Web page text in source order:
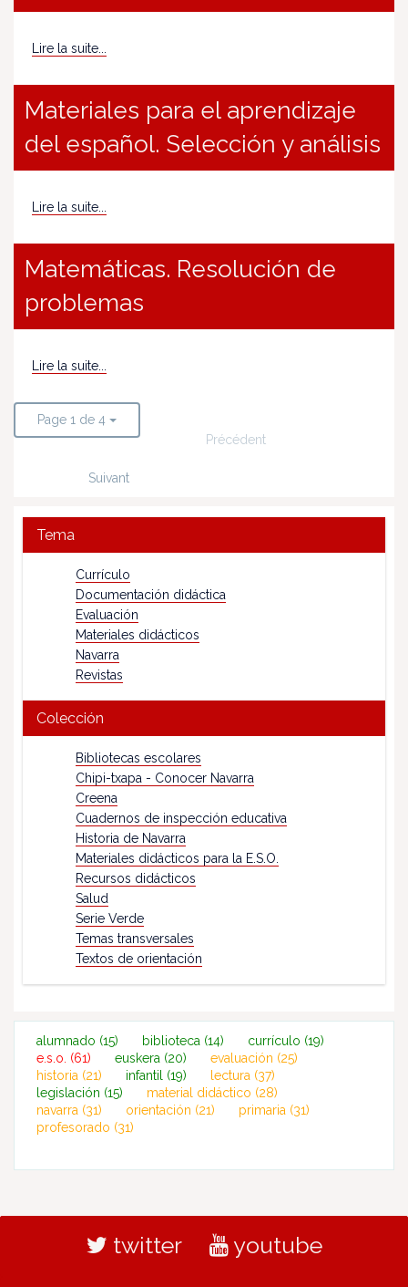
Lire la suite...
Materiales para el aprendizaje
del español. Selección y análisis
Lire la suite...
Matemáticas. Resolución de
problemas
Lire la suite...
Page 1 de 4
Précédent
Suivant
Tema
Currículo
Documentación didáctica
Evaluación
Materiales didácticos
Navarra
Revistas
Colección
Bibliotecas escolares
Chipi-txapa - Conocer Navarra
Creena
Cuadernos de inspección educativa
Historia de Navarra
Materiales didácticos para la E.S.O.
Recursos didácticos
Salud
Serie Verde
Temas transversales
Textos de orientación
alumnado (15) biblioteca (14) currículo (19)
e.s.o. (61) euskera (20) evaluación (25)
historia (21) infantil (19) lectura (37)
legislación (15) material didáctico (28)
navarra (31) orientación (21) primaria (31)
profesorado (31)
twitter youtube